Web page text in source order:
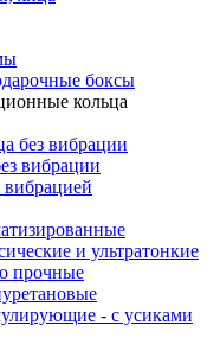
боксы
кольца
без вибрации
вибрации
и ультратонкие
прочные
- с усиками